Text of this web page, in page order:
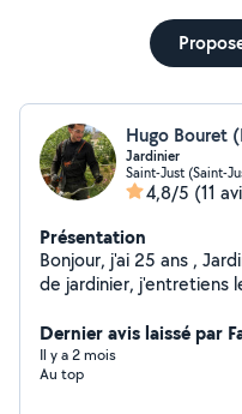
Hugo Bouret
Jardinier
Saint-Just (Saint-
4,8/5 (11
Présentation
Bonjour, j'ai 25 ans , Jardinier sérieux et passionné, fils
de jardinier, j'entretiens
propre, entretenu et
services : Tonte de pelouse Taille de haies et arbustes
Entretien complet du jardin Nettoyage de
Dernier avis laissé par
Il y a 2 mois
Au top